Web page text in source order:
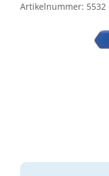
Artikelnummer: 5532